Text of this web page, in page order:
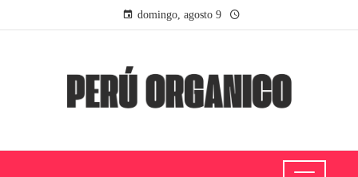
domingo, agosto 9